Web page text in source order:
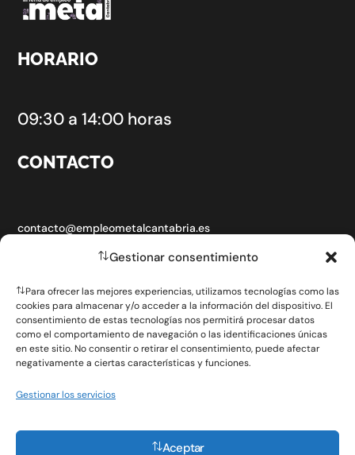
Gestionar consentimiento
Para ofrecer las mejores experiencias, utilizamos tecnologías como las
cookies para almacenar y/o acceder a la información del dispositivo. El
consentimiento de estas tecnologías nos permitirá procesar datos
como el comportamiento de navegación o las identificaciones únicas
en este sitio. No consentir o retirar el consentimiento, puede afectar
negativamente a ciertas características y funciones.
Gestionar los servicios
Aceptar
HORARIO
09:30 a 14:00 horas
CONTACTO
contacto@empleometalcantabria.es
SOBRE LA FERIA DE EMPLEO
POLÍTICA DE COOKIES (UE)